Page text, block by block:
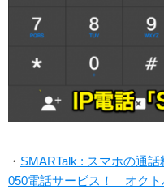
・ SMARTalk : スマホの通
050電話サービス！｜オクト